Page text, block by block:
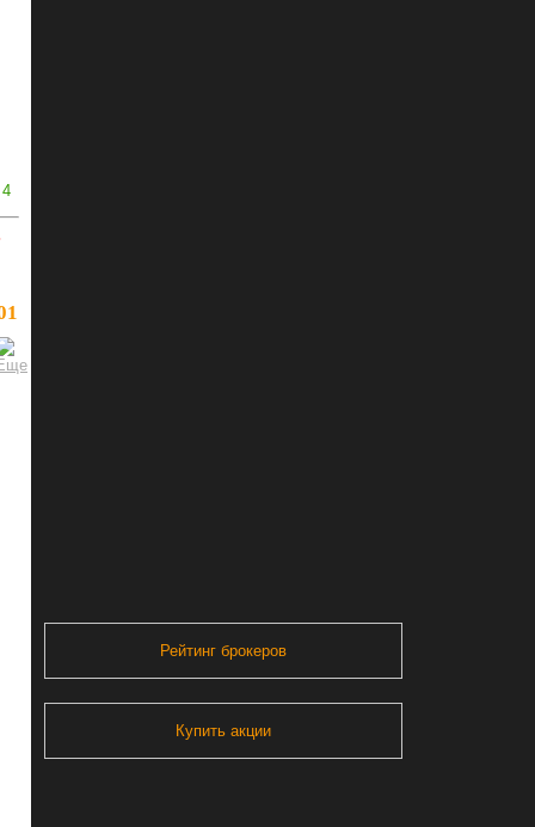
4
Рейтинг брокеров
Купить акции